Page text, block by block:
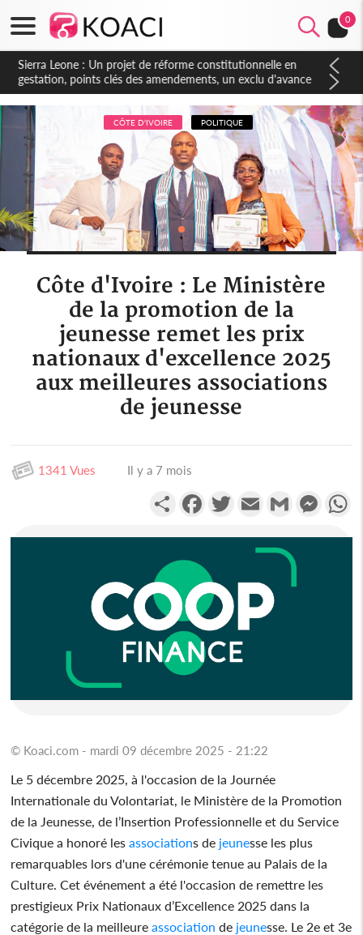
0
Sierra Leone : Un projet de réforme constitutionnelle en
gestation, points clés des amendements, un exclu d'avance
CÔTE D'IVOIRE POLITIQUE
Côte d'Ivoire : Le Ministère
de la promotion de la
jeunesse remet les prix
nationaux d'excellence 2025
aux meilleures associations
de jeunesse
1341 Vues Il y a 7 mois
PartagerFacebookTwitterEmail Gmail
© Koaci.com - mardi 09 décembre 2025 - 21:22
Le 5 décembre 2025, à l'occasion de la Journée
Internationale du Volontariat, le Ministère de la Promotion
de la Jeunesse, de l’Insertion Professionnelle et du Service
Civique a honoré lesassociations de jeunesse les plus
remarquables lors d'une cérémonie tenue au Palais de la
Culture. Cet événement a été l'occasion de remettre les
prestigieux Prix Nationaux d’Excellence 2025 dans la
catégorie de la meilleureassociation de jeunesse. Le 2e et 3e